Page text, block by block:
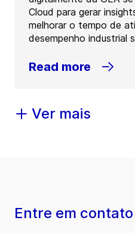
Cloud para gerar
melhorar o tempo de
desempenho industrial
Read more
Ver mais
Entre em contato